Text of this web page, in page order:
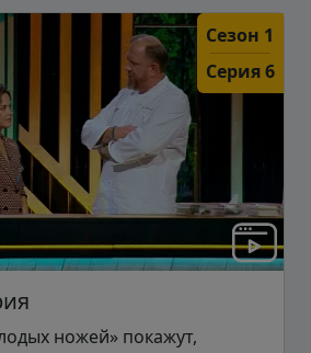
Сезон 1
Серия 6
ножей» покажут,